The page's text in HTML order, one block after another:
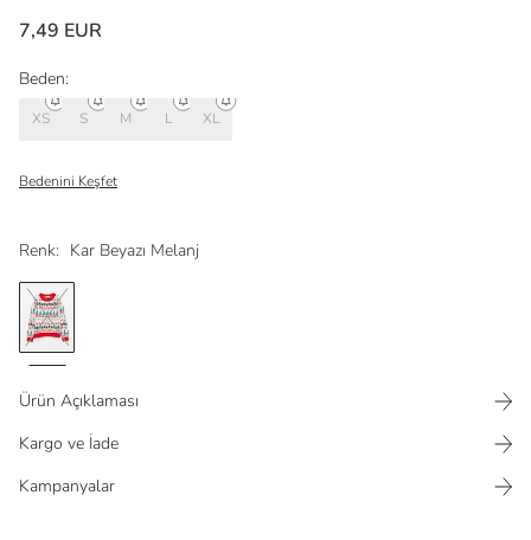
7,49 EUR
Renk: Kar Beyazı Melanj
Beden:
XS S M L XL
Bedenini Keşfet
Ürün Açıklaması
Kargo ve İade
Kampanyalar